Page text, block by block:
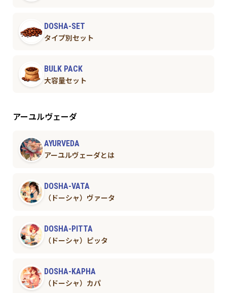
DOSHA-SET
タイプ別セット
BULK PACK
大容量セット
アーユルヴェーダ
AYURVEDA
アーユルヴェーダとは
DOSHA-VATA
（ドーシャ）ヴァータ
DOSHA-PITTA
（ドーシャ）ピッタ
DOSHA-KAPHA
（ドーシャ）カパ